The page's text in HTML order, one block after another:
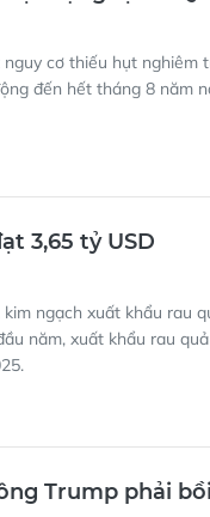
cơ thiếu hụt nghiêm
đến hết tháng 8 năm
3,65 tỷ USD
ngạch xuất khẩu rau
năm, xuất khẩu rau
Trump phải